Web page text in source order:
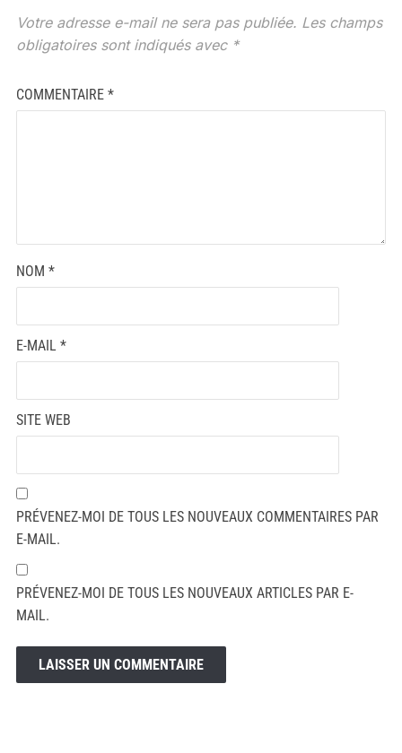
Votre adresse e-mail ne sera pas publiée. Les champs
obligatoires sont indiqués avec *
COMMENTAIRE *
NOM *
E-MAIL *
SITE WEB
PRÉVENEZ-MOI DE TOUS LES NOUVEAUX COMMENTAIRES PAR
E-MAIL.
PRÉVENEZ-MOI DE TOUS LES NOUVEAUX ARTICLES PAR E-
MAIL.